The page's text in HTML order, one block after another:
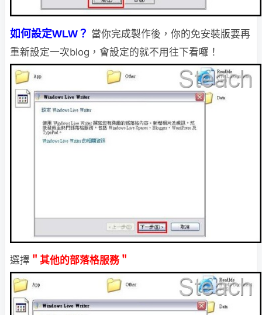
如何設定WLW？ 當你完成製作後，你的免安裝版要再
重新設定一次blog， 會設定的就不用往下看囉！
選擇 ＂其他的部落格服務＂